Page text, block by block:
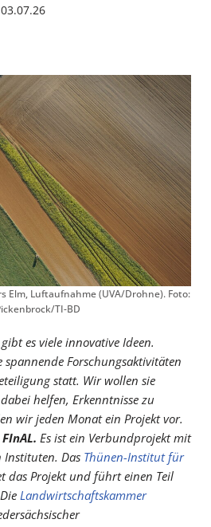
03.07.26
Elm, Luftaufnahme (UVA/Drohne). Foto:
TI-BD
es viele innovative Ideen.
Forschungsaktivitäten
statt. Wir wollen sie
helfen, Erkenntnisse zu
wir jeden Monat ein Projekt vor.
FInAL. Es ist ein Verbundprojekt mit
Das Thünen-Institut für
das Projekt und führt einen Teil
Landwirtschaftskammer